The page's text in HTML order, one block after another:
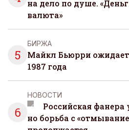
на дело по душе.
валюта»
5
БИРЖА
Майкл Бьюрри
1987 года
6
НОВОСТИ
Российская
но борьба с